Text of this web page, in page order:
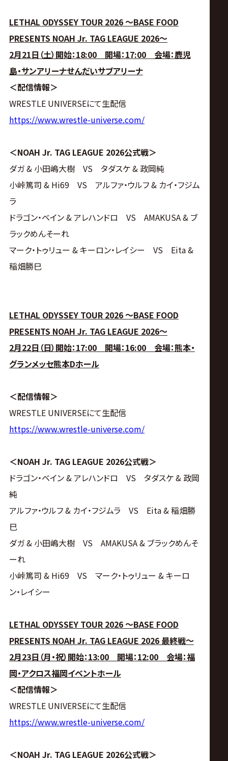
LETHAL ODYSSEY TOUR 2026 ～BASE FOOD
PRESENTS NOAH Jr. TAG LEAGUE 2026～
2月21日（土）開始：18:00 開場：17:00 会場：鹿児
島・サンアリーナせんだいサブアリーナ
＜配信情報＞
WRESTLE UNIVERSEにて生配信
https://www.wrestle-universe.com/
＜NOAH Jr. TAG LEAGUE 2026公式戦＞
ダガ & 小田嶋大樹 VS タダスケ & 政岡純
小峠篤司 & Hi69 VS アルファ・ウルフ & カイ・フジム
ラ
ドラゴン・ベイン & アレハンドロ VS AMAKUSA & ブ
ラックめんそーれ
マーク・トゥリュー & キーロン・レイシー VS Eita &
稲畑勝巳
LETHAL ODYSSEY TOUR 2026 ～BASE FOOD
PRESENTS NOAH Jr. TAG LEAGUE 2026～
2月22日（日）開始：17:00 開場：16:00 会場：熊本・
グランメッセ熊本Dホール
＜配信情報＞
WRESTLE UNIVERSEにて生配信
https://www.wrestle-universe.com/
＜NOAH Jr. TAG LEAGUE 2026公式戦＞
ドラゴン・ベイン & アレハンドロ VS タダスケ & 政岡
純
アルファ・ウルフ & カイ・フジムラ VS Eita & 稲畑勝
巳
ダガ & 小田嶋大樹 VS AMAKUSA & ブラックめんそ
ーれ
小峠篤司 & Hi69 VS マーク・トゥリュー & キーロ
ン・レイシー
LETHAL ODYSSEY TOUR 2026 ～BASE FOOD
PRESENTS NOAH Jr. TAG LEAGUE 2026 最終戦～
2月23日（月・祝）開始：13:00 開場：12:00 会場：福
岡・アクロス福岡イベントホール
＜配信情報＞
WRESTLE UNIVERSEにて生配信
https://www.wrestle-universe.com/
＜NOAH Jr. TAG LEAGUE 2026公式戦＞